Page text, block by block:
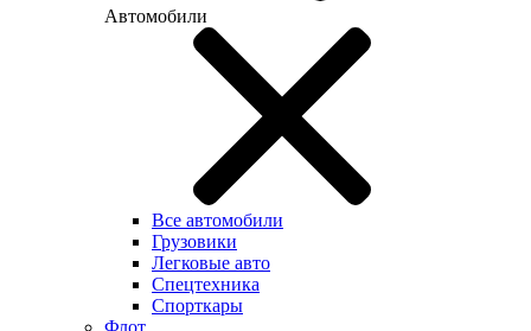
Автомобили
Все автомобили
Грузовики
Легковые авто
Спецтехника
Спорткары
Флот